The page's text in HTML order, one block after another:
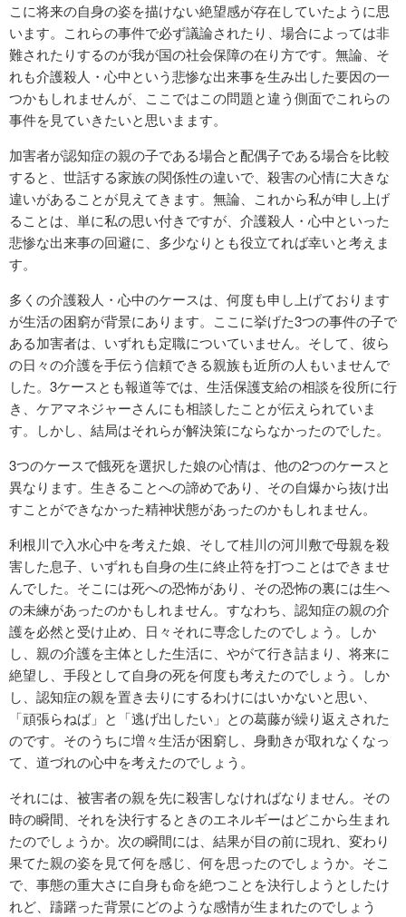
こに将来の自身の姿を描けない絶望感が存在していたように思
います。これらの事件で必ず議論されたり、場合によっては非
難されたりするのが我が国の社会保障の在り方です。無論、そ
れも介護殺人・心中という悲惨な出来事を生み出した要因の一
つかもしれませんが、ここではこの問題と違う側面でこれらの
事件を見ていきたいと思いまます。
加害者が認知症の親の子である場合と配偶子である場合を比較
すると、世話する家族の関係性の違いで、殺害の心情に大きな
違いがあることが見えてきます。無論、これから私が申し上げ
ることは、単に私の思い付きですが、介護殺人・心中といった
悲惨な出来事の回避に、多少なりとも役立てれば幸いと考えま
す。
多くの介護殺人・心中のケースは、何度も申し上げております
が生活の困窮が背景にあります。ここに挙げた3つの事件の子で
ある加害者は、いずれも定職についていません。そして、彼ら
の日々の介護を手伝う信頼できる親族も近所の人もいませんで
した。3ケースとも報道等では、生活保護支給の相談を役所に行
き、ケアマネジャーさんにも相談したことが伝えられていま
す。しかし、結局はそれらが解決策にならなかったのでした。
3つのケースで餓死を選択した娘の心情は、他の2つのケースと
異なります。生きることへの諦めであり、その自爆から抜け出
すことができなかった精神状態があったのかもしれません。
利根川で入水心中を考えた娘、そして桂川の河川敷で母親を殺
害した息子、いずれも自身の生に終止符を打つことはできませ
んでした。そこには死への恐怖があり、その恐怖の裏には生へ
の未練があったのかもしれません。すなわち、認知症の親の介
護を必然と受け止め、日々それに専念したのでしょう。しか
し、親の介護を主体とした生活に、やがて行き詰まり、将来に
絶望し、手段として自身の死を何度も考えたのでしょう。しか
し、認知症の親を置き去りにするわけにはいかないと思い、
「頑張らねば」と「逃げ出したい」との葛藤が繰り返えされた
のです。そのうちに増々生活が困窮し、身動きが取れなくなっ
て、道づれの心中を考えたのでしょう。
それには、被害者の親を先に殺害しなければなりません。その
時の瞬間、それを決行するときのエネルギーはどこから生まれ
たのでしょうか。次の瞬間には、結果が目の前に現れ、変わり
果てた親の姿を見て何を感じ、何を思ったのでしょうか。そこ
で、事態の重大さに自身も命を絶つことを決行しようとしたけ
れど、躊躇った背景にどのような感情が生まれたのでしょう